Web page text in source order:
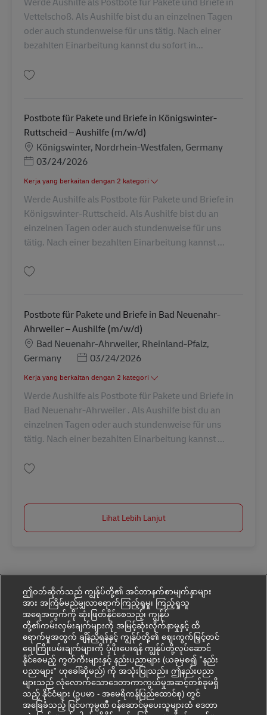
Vettelschoß. Als Aushilfe bist du an einzelnen Tagen
oder auch stundenweise für uns tätig. Nach einer
bezahlten Einarbeitung kannst du sofort in...
Postbote für Pakete und Briefe in Königswinter-
Ruttscheid – Aushilfe (m/w/d)
LokasiKönigswinter, Nordrhein-Westfalen, Germany
Posted Date
03/24/2026
Kerja yang berkaitan dengan 2 kategori
Werde Aushilfe als Postbote für Pakete und Briefe in
Königswinter-Ruttscheid. Als Aushilfe bist du an
einzelnen Tagen oder auch stundenweise für uns
tätig. Nach einer bezahlten Einarbeitung kannst ...
Postbote für Pakete und Briefe in Bad Neuenahr-
Ahrweiler – Aushilfe (m/w/d)
LokasiBad Neuenahr-Ahrweiler, Rheinland-Pfalz,
Germany
Posted Date
03/24/2026
Kerja yang berkaitan dengan 2 kategori
Werde Aushilfe als Postbote für Pakete und Briefe in
Bad Neuenahr-Ahrweiler . Als Aushilfe bist du an
einzelnen Tagen oder auch stundenweise für uns
tätig. Nach einer bezahlten Einarbeitung kannst ...
Lihat Lebih Lanjut
ဤဝဘ်ဆိုက်သည် ကျွန်ုပ်တို့၏ အင်တာနက်စာမျက်နှာများ
အား အကြိမ်မည်မျှလာရောက်ကြည့်ရှုမှု၊ ကြည့်ရှုသူ
အရေအတွက်ကို ဆုံးဖြတ်နိုင်စေသည့်၊ ကျွန်ုပ်
တို့၏ကမ်းလှမ်းချက်များကို အမြင့်ဆုံးလိုက်နာမှုနှင့် ထိ
ရောက်မှုအတွက် ချိန်ညှိရန်နှင့် ကျွန်ုပ်တို့၏ ဈေးကွက်မြှင့်တင်
ရေးကြိုးပမ်းချက်များကို ပံ့ပိုးပေးရန် ကျွန်ုပ်တို့လုပ်ဆောင်
နိုင်စေမည့် ကွတ်ကီးများနှင့် နည်းပညာများ (ယခုမှစ၍ "နည်း
ပညာများ" ဟုခေါ်ဆိုမည်) ကို အသုံးပြုသည်။ ဤနည်းပညာ
များသည် လုံလောက်သောဒေတာကာကွယ်မှုအဆင့်တစ်ခုမရှိ
သည့် နိုင်ငံများ (ဥပမာ - အမေရိကန်ပြည်ထောင်စု) တွင်
အခြေခံသည့် ပြင်ပကုမ္ပဏီ ဝန်ဆောင်မှုပေးသူများထံ ဒေတာ